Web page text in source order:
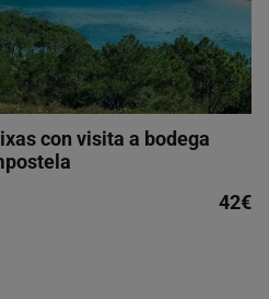
con visita a bodega
42€